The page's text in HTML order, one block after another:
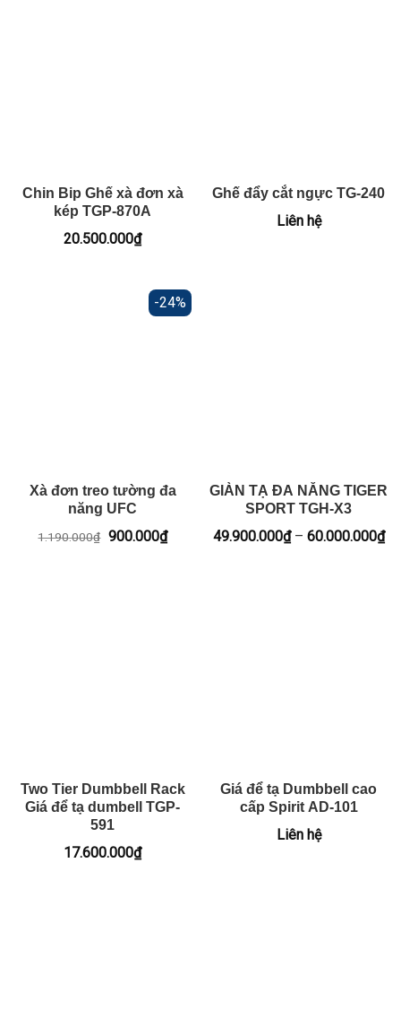
Chin Bip Ghế xà đơn xà
kép TGP-870A
20.500.000₫
Ghế đẩy cắt ngực TG-240
Liên hệ
-24%
Xà đơn treo tường đa
năng UFC
1.190.000₫ Giá
900.000₫Giá
GIÀN TẠ ĐA NĂNG TIGER
SPORT TGH-X3
49.900.000₫ – 60.000.000₫
Two Tier Dumbbell Rack
Giá để tạ dumbell TGP-
591
17.600.000₫
Giá để tạ Dumbbell cao
cấp Spirit AD-101
Liên hệ